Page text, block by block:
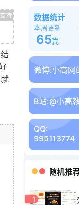
数据统计
本周更新
65篇
微博:小高网
B站:@小高
QQ:
995113774
随机推
1